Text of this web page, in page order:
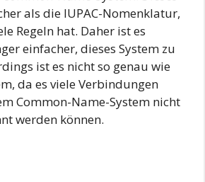
als die IUPAC-Nomenklatur,
Regeln hat. Daher ist es
einfacher, dieses System zu
ist es nicht so genau wie
da es viele Verbindungen
Common-Name-System nicht
werden können.